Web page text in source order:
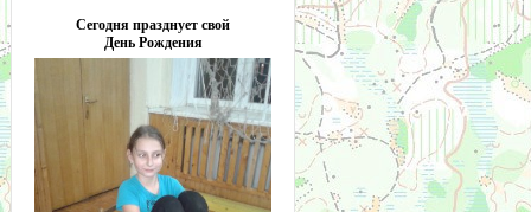
Сегодня празднует свой
День Рождения